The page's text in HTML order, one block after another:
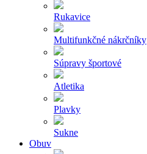
Rukavice
Multifunkčné nákrčníky
Súpravy športové
Atletika
Plavky
Sukne
Obuv